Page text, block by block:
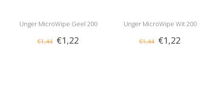
Unger MicroWipe Geel 200
€1,44 €1,22
Unger MicroWipe Wit 200
€1,44 €1,22